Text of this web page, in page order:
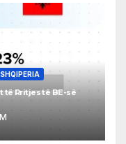
SHQIPERIA
të Rritjes të BE-së